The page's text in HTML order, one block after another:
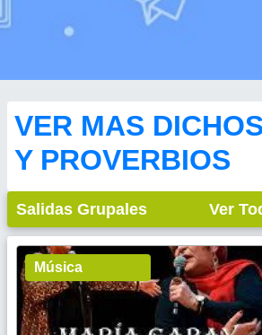
VER MAS DICHOS
Y PROVERBIOS
Salidas Grupales Ver
Música